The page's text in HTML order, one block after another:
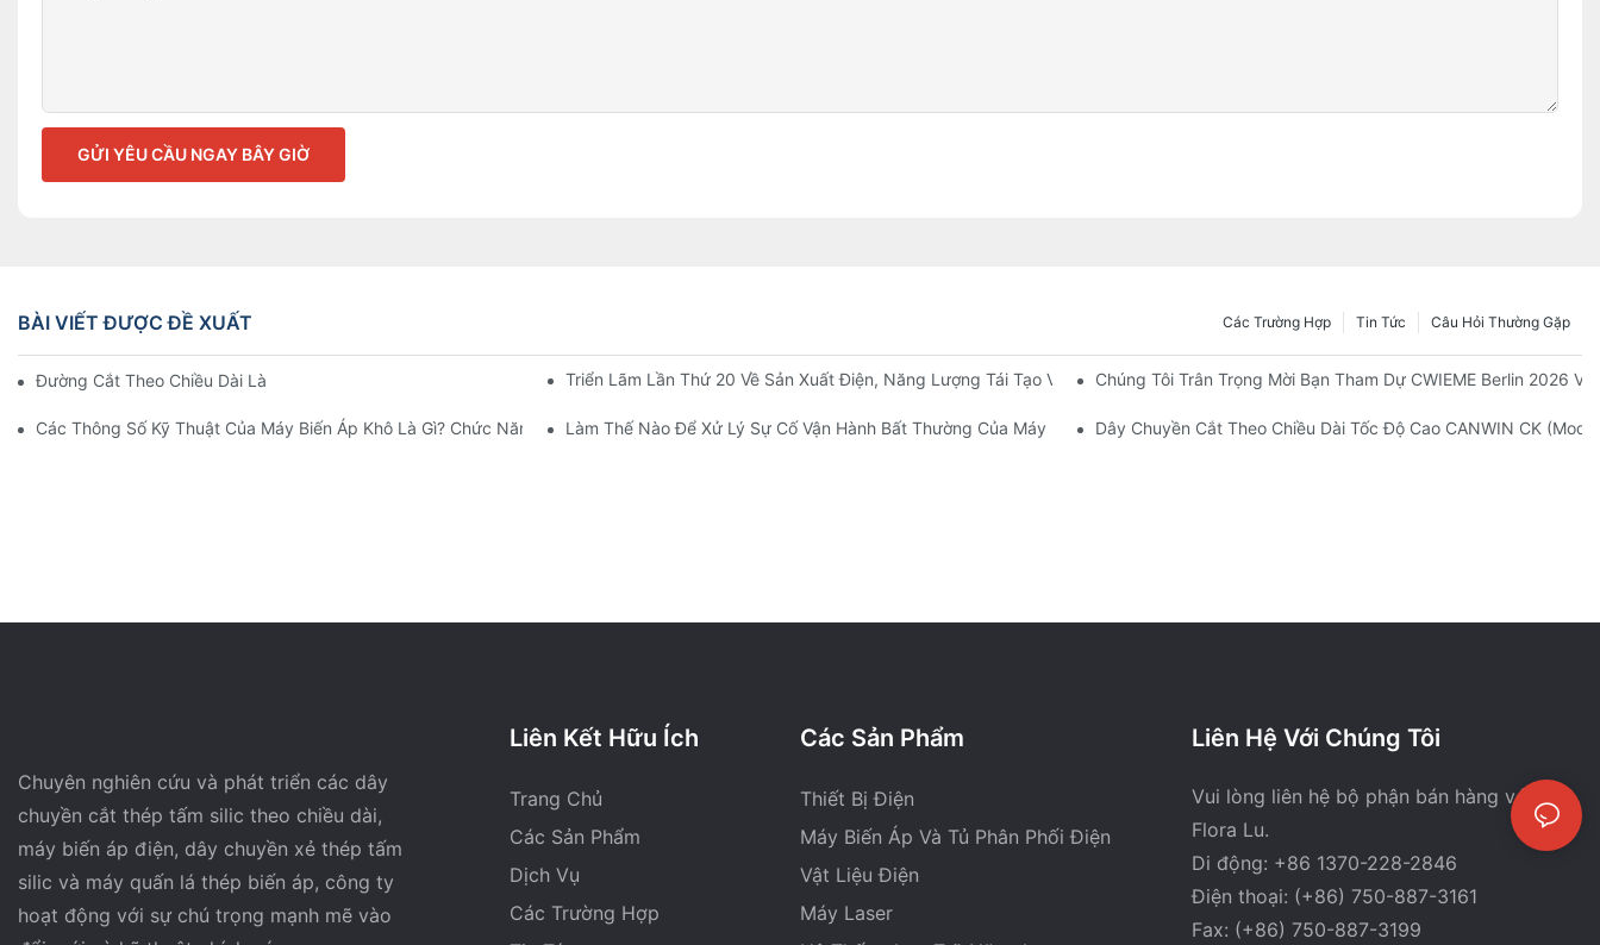
GỬI YÊU CẦU NGAY BÂY GIỜ
BÀI VIẾT ĐƯỢC ĐỀ XUẤT Câu Hỏi Thường Gặp
Tin Tức
Các Trường Hợp
Đường Cắt Theo Chiều Dài Là Gì? Triển Lãm Lần Thứ 20 Về Sản Xuất Điện, Năng Lượng Tái Tạo Và Thiết Bị Điện Đã Kết Thúc Thành Công.
Chúng Tôi Trân Trọng Mời Bạn Tham Dự CWIEME Berlin 2026
Các Thông Số Kỹ Thuật Của Máy Biến Áp Khô Là Gì? Chức Năng Của Từng Loại Máy Biến Áp Là Gì?Làm Thế Nào Để Xử Lý Sự Cố Vận Hành Bất Thường Của Máy Biến Áp?Dây Chuyền Cắt Theo Chiều Dài Tốc Độ Cao CANWIN CK
Chuyên nghiên cứu và phát triển các dây
chuyền cắt thép tấm silic theo chiều dài,
máy biến áp điện, dây chuyền xẻ thép tấm
silic và máy quấn lá thép biến áp, công ty
hoạt động với sự chú trọng mạnh mẽ vào
Liên Kết Hữu Ích
Trang Chủ
Các Sản Phẩm
Dịch Vụ
Các Trường Hợp
Các Sản Phẩm
Thiết Bị Điện
Máy Biến Áp Và Tủ Phân Phối Điện
Vật Liệu Điện
Máy Laser
Liên Hệ Với Chúng Tôi
Vui lòng liên hệ bộ phận bán hàng với bà
Flora Lu.
Di động: +86 1370-228-2846
Điện thoại: (+86) 750-887-3161
Fax: (+86) 750-887-3199